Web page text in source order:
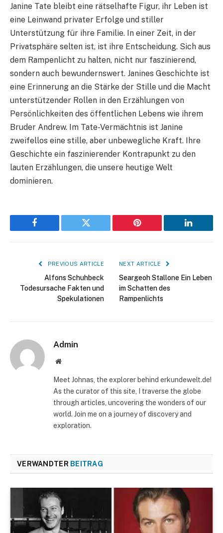
Janine Tate bleibt eine rätselhafte Figur, ihr Leben ist
eine Leinwand privater Erfolge und stiller
Unterstützung für ihre Familie. In einer Zeit, in der
Privatsphäre selten ist, ist ihre Entscheidung. Sich aus
dem Rampenlicht zu halten, nicht nur faszinierend,
sondern auch bewundernswert. Janines Geschichte ist
eine Erinnerung an die Stärke der Stille und die Macht
unterstützender Rollen in den Erzählungen von
Persönlichkeiten des öffentlichen Lebens wie ihrem
Bruder Andrew. Im Tate-Vermächtnis ist Janine
zweifellos eine stille, aber unbewegliche Kraft. Ihre
Geschichte ein faszinierender Kontrapunkt zu den
lauten Erzählungen, die unsere heutige Welt
dominieren.
Facebook Twitter Pinterest LinkedIn
PREVIOUS ARTICLE
Alfons Schuhbeck
Todesursache Fakten und
Spekulationen
NEXT ARTICLE
Seargeoh Stallone Ein Leben
im Schatten des
Rampenlichts
Admin
Website
Meet Johnas, the explorer behind erkundewelt.de!
As the curator of this site, I traverse the globe
through articles, uncovering the wonders of our
world. Join me on a journey of discovery and
exploration.
VERWANDTER BEITRAG